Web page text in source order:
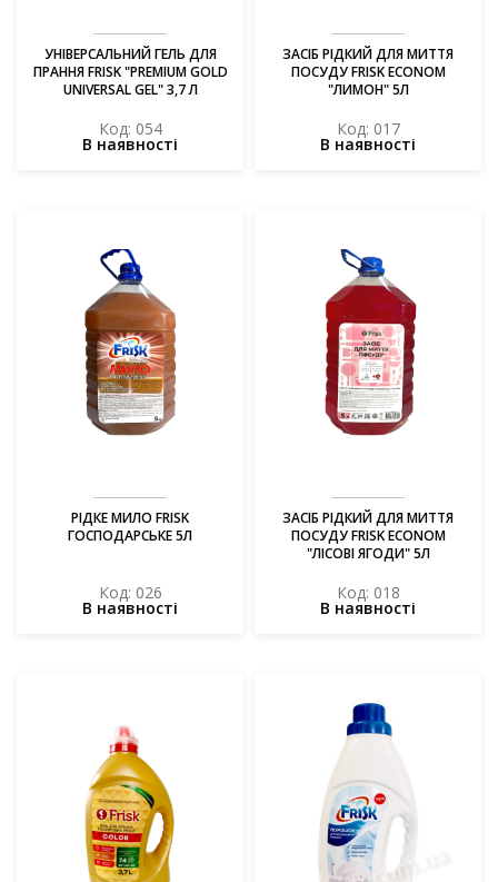
УНІВЕРСАЛЬНИЙ ГЕЛЬ ДЛЯ
ПРАННЯ FRISK "PREMIUM GOLD
UNIVERSAL GEL" 3,7 Л
Код: 054
В наявності
ЗАСІБ РІДКИЙ ДЛЯ МИТТЯ
ПОСУДУ FRISK ECONOM
"ЛИМОН" 5Л
Код: 017
В наявності
РІДКЕ МИЛО FRISK
ГОСПОДАРСЬКЕ 5Л
Код: 026
В наявності
ЗАСІБ РІДКИЙ ДЛЯ МИТТЯ
ПОСУДУ FRISK ECONOM
"ЛІСОВІ ЯГОДИ" 5Л
Код: 018
В наявності